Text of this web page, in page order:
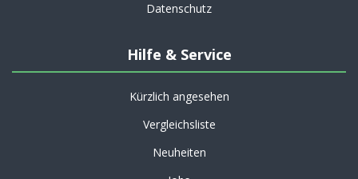
Datenschutz
Hilfe & Service
Kürzlich angesehen
Vergleichsliste
Neuheiten